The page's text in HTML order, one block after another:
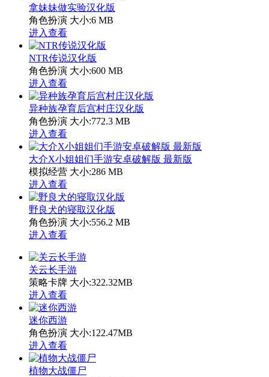
拿妹妹做实验汉化版
角色扮演 大小:6 MB
进入查看
NTR传说汉化版
角色扮演 大小:600 MB
进入查看
异种族孕育后宫村庄汉化版
角色扮演 大小:772.3 MB
进入查看
大介X小姐姐们手游安卓破解版 最新版
模拟经营 大小:286 MB
进入查看
野良犬的寝取汉化版
角色扮演 大小:556.2 MB
进入查看
关云长手游
策略卡牌 大小:322.32MB
进入查看
迷你西游
角色扮演 大小:122.47MB
进入查看
植物大战僵尸